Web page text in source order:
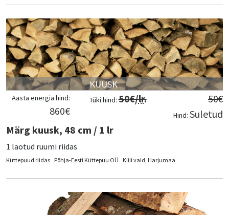
KUUSK
Hind:
50€
Suletud
Tüki hind: 50€/lr.
Aasta energia hind:
860€
Märg kuusk, 48 cm / 1 lr
1 laotud ruumi riidas
Küttepuud riidas Põhja-Eesti Küttepuu OÜ Kiili vald, Harjumaa